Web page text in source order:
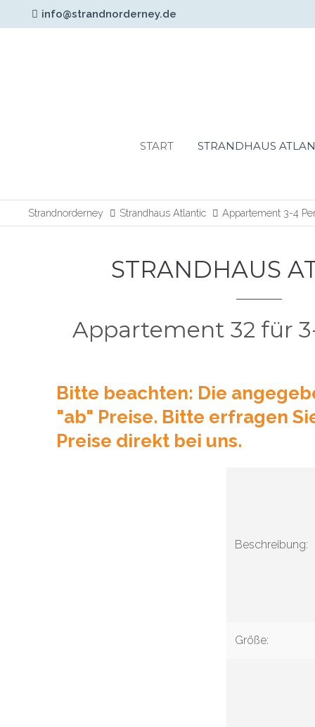
Anmelden
Lost your
24h
365days
We offer support for our
customers
info@strandnorderney.de
START STRANDHAUS
Strandnorderney Strandhaus Atlantic Appartement 3-4
STRANDHAUS
Appartement 32 für
Bitte beachten: Die
"ab" Preise. Bitte erfragen
Preise direkt bei uns.
Beschreibung:
Größe: